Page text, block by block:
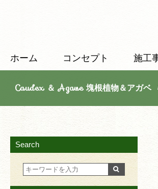
ホーム コンセプト 施工
Caudex ＆ Agave 塊根植物＆アガベ
Search